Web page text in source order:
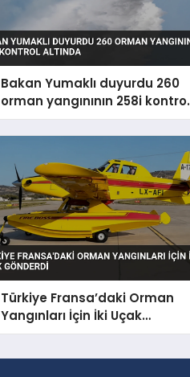
Bakan Yumaklı duyurdu 260
orman yangınının 258i kontrol
altında
Türkiye Fransa’daki Orman
Yangınları İçin İki Uçak
Gönderdi